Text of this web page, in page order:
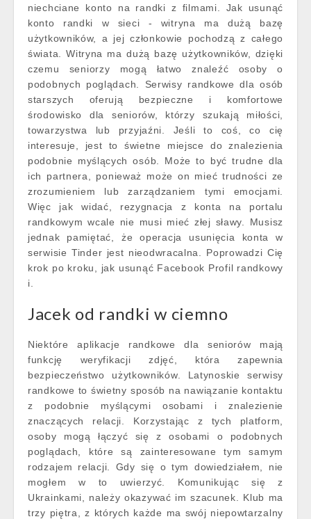
niechciane konto na randki z filmami. Jak usunąć
konto randki w sieci - witryna ma dużą bazę
użytkowników, a jej członkowie pochodzą z całego
świata. Witryna ma dużą bazę użytkowników, dzięki
czemu seniorzy mogą łatwo znaleźć osoby o
podobnych poglądach. Serwisy randkowe dla osób
starszych oferują bezpieczne i komfortowe
środowisko dla seniorów, którzy szukają miłości,
towarzystwa lub przyjaźni. Jeśli to coś, co cię
interesuje, jest to świetne miejsce do znalezienia
podobnie myślących osób. Może to być trudne dla
ich partnera, ponieważ może on mieć trudności ze
zrozumieniem lub zarządzaniem tymi emocjami.
Więc jak widać, rezygnacja z konta na portalu
randkowym wcale nie musi mieć złej sławy. Musisz
jednak pamiętać, że operacja usunięcia konta w
serwisie Tinder jest nieodwracalna. Poprowadzi Cię
krok po kroku, jak usunąć Facebook Profil randkowy
i.
Jacek od randki w ciemno
Niektóre aplikacje randkowe dla seniorów mają
funkcję weryfikacji zdjęć, która zapewnia
bezpieczeństwo użytkowników. Latynoskie serwisy
randkowe to świetny sposób na nawiązanie kontaktu
z podobnie myślącymi osobami i znalezienie
znaczących relacji. Korzystając z tych platform,
osoby mogą łączyć się z osobami o podobnych
poglądach, które są zainteresowane tym samym
rodzajem relacji. Gdy się o tym dowiedziałem, nie
mogłem w to uwierzyć. Komunikując się z
Ukrainkami, należy okazywać im szacunek. Klub ma
trzy piętra, z których każde ma swój niepowtarzalny